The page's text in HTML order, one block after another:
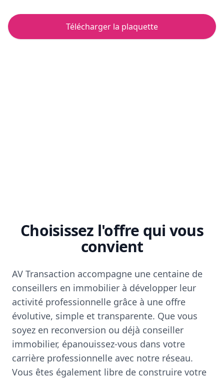
Télécharger la plaquette
Choisissez l'offre qui vous
convient
AV Transaction accompagne une centaine de
conseillers en immobilier à développer leur
activité professionnelle grâce à une offre
évolutive, simple et transparente. Que vous
soyez en reconversion ou déjà conseiller
immobilier, épanouissez-vous dans votre
carrière professionnelle avec notre réseau.
Vous êtes également libre de construire votre